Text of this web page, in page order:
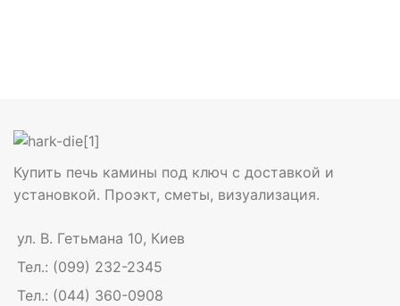
Купить печь камины под ключ с доставкой и
установкой. Проэкт, сметы, визуализация.
ул. В. Гетьмана 10, Киев
Тел.: (099) 232-2345
Тел.: (044) 360-0908